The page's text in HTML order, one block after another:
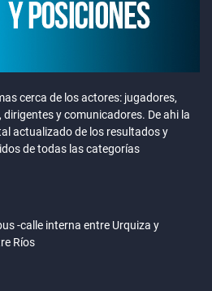
cerca de los actores: jugadores,
y comunicadores. De ahi la
actualizado de los resultados y
de todas las categorías
-calle interna entre Urquiza y
Ríos